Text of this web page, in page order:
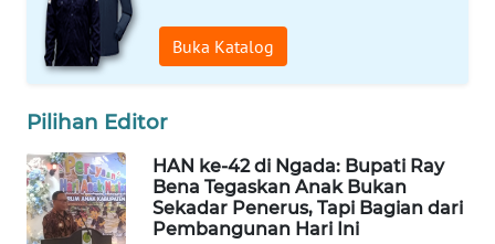
Buka Katalog
Pilihan Editor
HAN ke-42 di Ngada: Bupati Ray
Bena Tegaskan Anak Bukan
Sekadar Penerus, Tapi Bagian dari
Pembangunan Hari Ini
WAHANANEWS
NET
SPORT
WAHANA
UMKM